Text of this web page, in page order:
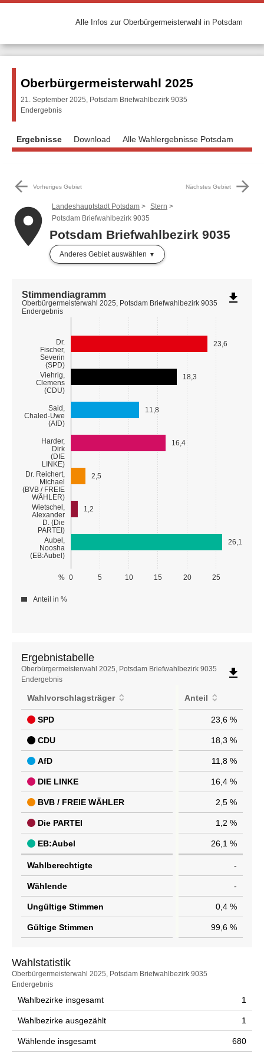
Alle Infos zur Oberbürgermeisterwahl in Potsdam
Oberbürgermeisterwahl 2025
21. September 2025, Potsdam Briefwahlbezirk 9035
Endergebnis
Ergebnisse Download Alle Wahlergebnisse Potsdam
arrow_back Vorheriges Gebiet Nächstes Gebiet arrow_forward
placeLandeshauptstadt Potsdam
Stern
Potsdam Briefwahlbezirk 9035
Potsdam Briefwahlbezirk 9035
Anderes Gebiet auswählen
Dr.
Fischer,
Severin
(SPD)
Viehrig,
Clemens
(CDU)
Said,
Chaled-Uwe
(AfD)
Harder,
Dirk
(DIE
LINKE)
Dr. Reichert,
Michael
(BVB / FREIE
WÄHLER)
Wietschel,
Alexander
D. (Die
PARTEI)
Aubel,
Noosha
(EB:Aubel)
0 5 10 15 20 25
%
23,6
18,3
11,8
16,4
2,5
1,2
26,1
Stimmendiagramm
Oberbürgermeisterwahl 2025, Potsdam Briefwahlbezirk 9035
Endergebnis
Anteil in %
file_download
Ergebnistabelle
Ergebnistabelle
Oberbürgermeisterwahl 2025, Potsdam Briefwahlbezirk 9035
Endergebnis
file_download
Wahlvorschlagsträger Anteil
SPD 23,6 %
CDU 18,3 %
AfD 11,8 %
DIE LINKE 16,4 %
BVB / FREIE WÄHLER 2,5 %
Die PARTEI 1,2 %
EB:Aubel 26,1 %
Wahlberechtigte -
Wählende -
Ungültige Stimmen 0,4 %
Gültige Stimmen 99,6 %
Wahlstatistik
Wahlstatistik
Oberbürgermeisterwahl 2025, Potsdam Briefwahlbezirk 9035
Endergebnis
Wahlbezirke insgesamt 1
Wahlbezirke ausgezählt 1
Wählende insgesamt 680